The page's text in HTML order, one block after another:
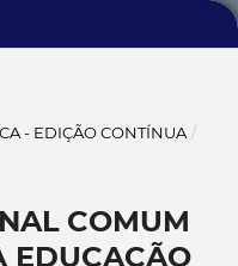
- EDIÇÃO CONTÍNUA /
COMUM
EDUCAÇÃO